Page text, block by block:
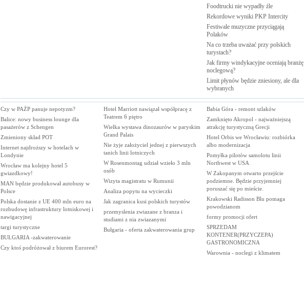
Foodtrucki nie wypadły źle
Rekordowe wyniki PKP Intercity
Festiwale muzyczne przyciągają
Polaków
Na co trzeba uważać przy polskich
turystach?
Jak firmy windykacyjne oceniają branżę
noclegową?
Limit płynów będzie zniesiony, ale dla
wybranych
Czy w PAŻP panuje nepotyzm?
Balice: nowy business lounge dla
pasażerów z Schengen
Zmieniony skład POT
Internet najdroższy w hotelach w
Londynie
Wrocław ma kolejny hotel 5
gwiazdkowy!
MAN będzie produkował autobusy w
Polsce
Polska dostanie z UE 400 mln euro na
rozbudowę infrastruktury lotniskowej i
nawigacyjnej
targi turystyczne
BUŁGARIA -zakwaterowanie
Czy ktoś podróżował z biurem Eurorest?
Hotel Marriott nawiązał współpracę z
Teatrem 6 piętro
Wielka wystawa dinozaurów w paryskim
Grand Palais
Nie żyje założyciel jednej z pierwszych
tanich linii lotniczych
W Rosenmontag udział wzieło 3 mln
osób
Wizyta magistratu w Rumunii
Analiza popytu na wycieczki
Jak zagranica kusi polskich turystów
przemyslenia zwiazane z branza i
studiami z nia zwiazanymi
Bułgaria - oferta zakwaterowania grup
Babia Góra - remont szlaków
Zamknięto Akropol - najważniejszą
atrakcję turystyczną Grecji
Hotel Orbis we Wrocławiu: rozbiórka
albo modernizacja
Pomyłka pilotów samolotu linii
Northwest w USA
W Zakopanym otwarto przejście
podziemne. Będzie przyjemniej
poruszać się po mieście.
Krakowski Radisson Blu pomaga
powodzianom
formy promocji ofert
SPRZEDAM
KONTENER(PRZYCZEPA)
GASTRONOMICZNA
Warownia - noclegi z klimatem